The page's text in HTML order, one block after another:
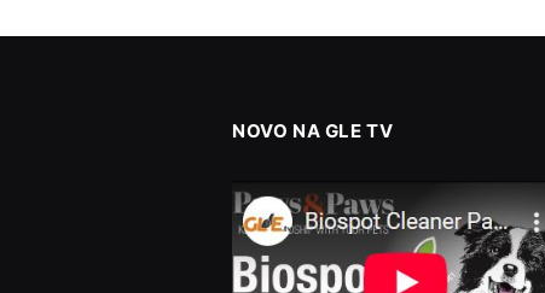
NOVO NA GLE TV